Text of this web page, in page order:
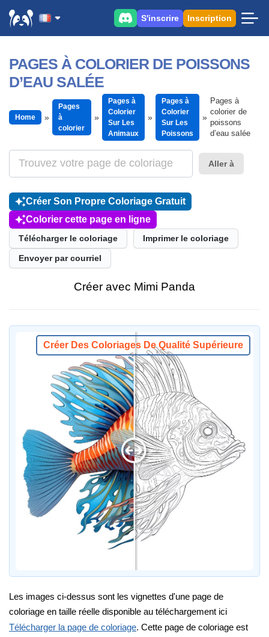
S'inscrire Inscription
PAGES À COLORIER DE POISSONS
D’EAU SALÉE
Home
Pages
à
colorier
Pages à
Colorier
Sur Les
Animaux
Pages à
Colorier
Sur Les
Poissons
Pages à
colorier de
poissons
d’eau salée
Aller à
Créer Son Propre Coloriage Gratuit
Colorier cette page en ligne
Télécharger le coloriage Imprimer le coloriage
Envoyer par courriel
Créer avec Mimi Panda
Créer Des Coloriages De Qualité Supérieure
Les images ci-dessus sont les vignettes d'une page de
coloriage en taille réelle disponible au téléchargement ici
Télécharger la page de coloriage. Cette page de coloriage est